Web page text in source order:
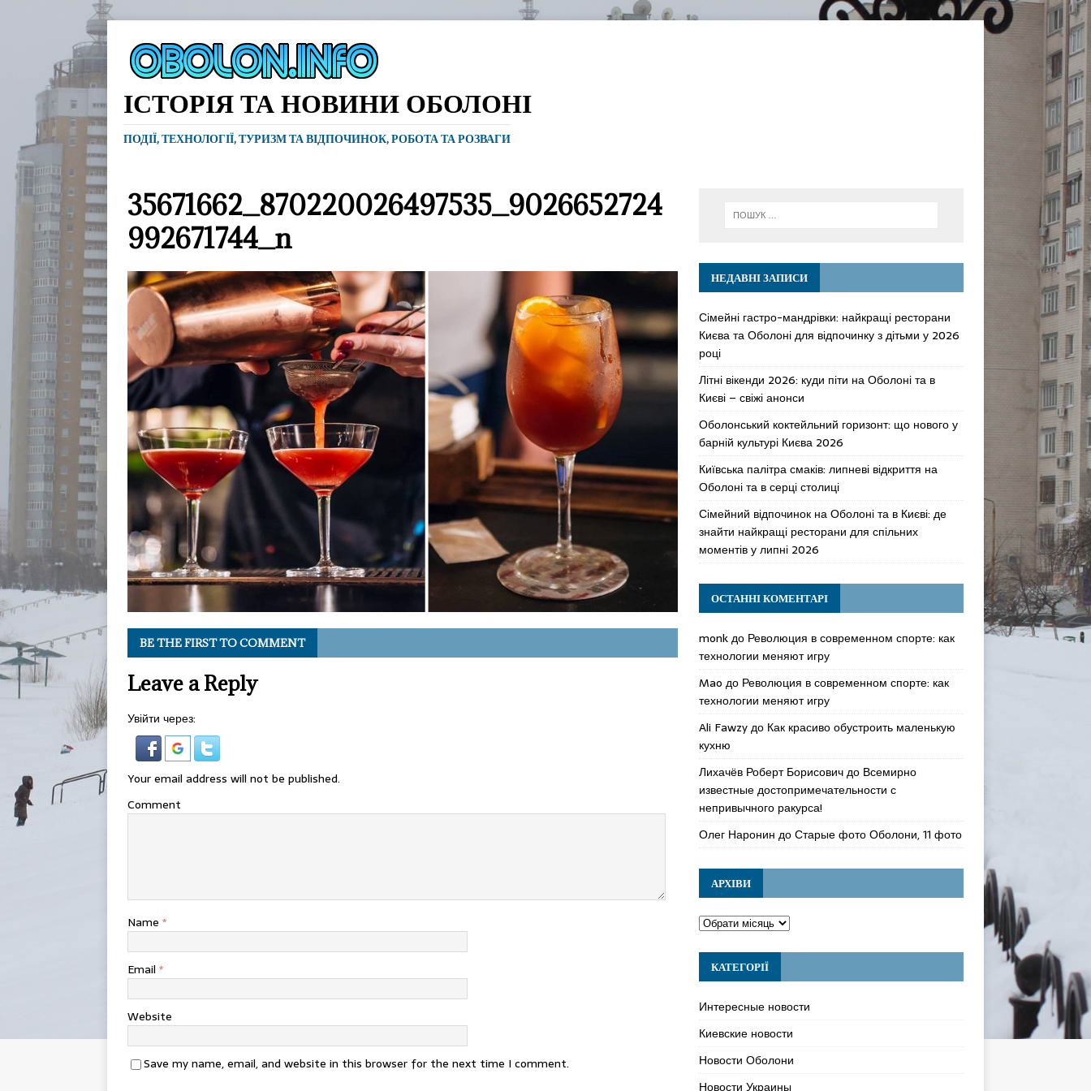
ІСТОРІЯ ТА НОВИНИ ОБОЛОНІ
ПОДІЇ, ТЕХНОЛОГІЇ, ТУРИЗМ ТА ВІДПОЧИНОК, РОБОТА ТА РОЗВАГИ
35671662_870220026497535_9026652724
992671744_n
BE THE FIRST TO COMMENT
Leave a Reply
Увійти через:
Your email address will not be published.
Comment
Name *
Email *
Website
Save my name, email, and website in this browser for the next time I comment.
НЕДАВНІ ЗАПИСИ
Сімейні гастро-мандрівки: найкращі ресторани
Києва та Оболоні для відпочинку з дітьми у 2026
році
Літні вікенди 2026: куди піти на Оболоні та в
Києві – свіжі анонси
Оболонський коктейльний горизонт: що нового у
барній культурі Києва 2026
Київська палітра смаків: липневі відкриття на
Оболоні та в серці столиці
Сімейний відпочинок на Оболоні та в Києві: де
знайти найкращі ресторани для спільних
моментів у липні 2026
ОСТАННІ КОМЕНТАРІ
monkдо Революция в современном спорте: как
технологии меняют игру
Mao до Революция в современном спорте: как
технологии меняют игру
Ali Fawzyдо Как красиво обустроить маленькую
кухню
Лихачёв Роберт Борисовичдо Всемирно
известные достопримечательности с
непривычного ракурса!
Олег Наронин доСтарые фото Оболони, 11 фото
АРХІВИ
КАТЕГОРІЇ
Интересные новости
Киевские новости
Новости Оболони
Новости Украины